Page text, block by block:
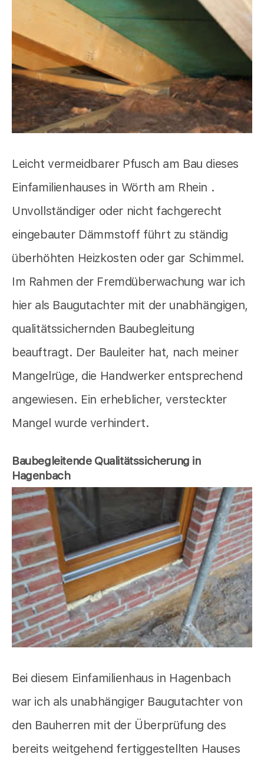
Leicht vermeidbarer Pfusch am Bau dieses
Einfamilienhauses in Wörth am Rhein .
Unvollständiger oder nicht fachgerecht
eingebauter Dämmstoff führt zu ständig
überhöhten Heizkosten oder gar Schimmel.
Im Rahmen der Fremdüberwachung war ich
hier als Baugutachter mit der unabhängigen,
qualitätssichernden Baubegleitung
beauftragt. Der Bauleiter hat, nach meiner
Mangelrüge, die Handwerker entsprechend
angewiesen. Ein erheblicher, versteckter
Mangel wurde verhindert.
Baubegleitende Qualitätssicherung in
Hagenbach
Bei diesem Einfamilienhaus in Hagenbach
war ich als unabhängiger Baugutachter von
den Bauherren mit der Überprüfung des
bereits weitgehend fertiggestellten Hauses